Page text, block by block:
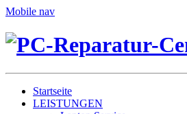
Mobile nav
Startseite
LEISTUNGEN